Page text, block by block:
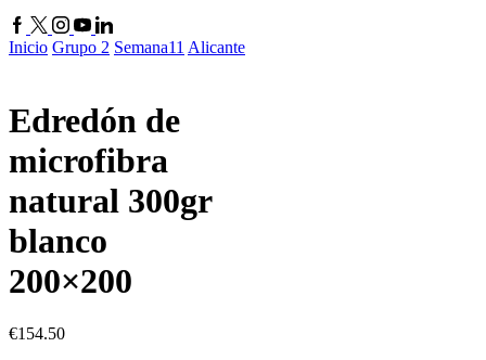
Facebook
Twitter
Instagram
YoutubeLinkedin
Inicio Grupo 2 Semana11 Alicante
Edredón de
microfibra
natural 300gr
blanco
200×200
€154.50